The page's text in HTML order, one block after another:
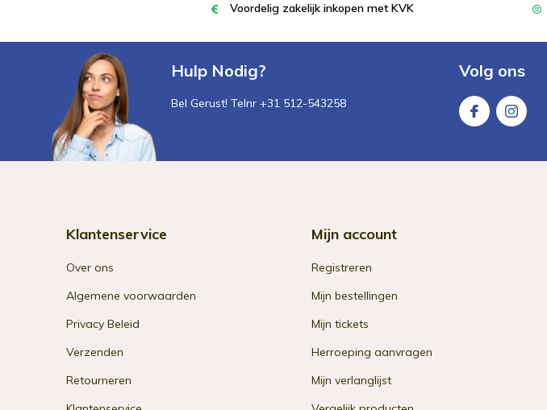
Voordelig zakelijk inkopen met KVK
Hulp Nodig?
Bel Gerust! Telnr +31 512-543258
Volg ons
Klantenservice
Over ons
Algemene voorwaarden
Privacy Beleid
Verzenden
Retourneren
Mijn account
Registreren
Mijn bestellingen
Mijn tickets
Herroeping aanvragen
Mijn verlanglijst